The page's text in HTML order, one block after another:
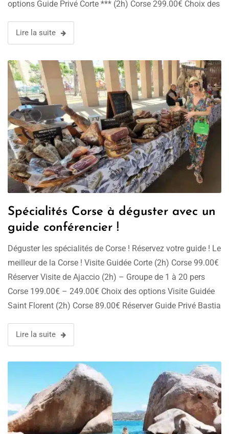
options Guide Privé Corte *** (2h) Corse 299.00€ Choix des
Lire la suite
Spécialités Corse à déguster avec un
guide conférencier !
Déguster les spécialités de Corse ! Réservez votre guide ! Le
meilleur de la Corse ! Visite Guidée Corte (2h) Corse 99.00€
Réserver Visite de Ajaccio (2h) – Groupe de 1 à 20 pers
Corse 199.00€ – 249.00€ Choix des options Visite Guidée
Saint Florent (2h) Corse 89.00€ Réserver Guide Privé Bastia
Lire la suite